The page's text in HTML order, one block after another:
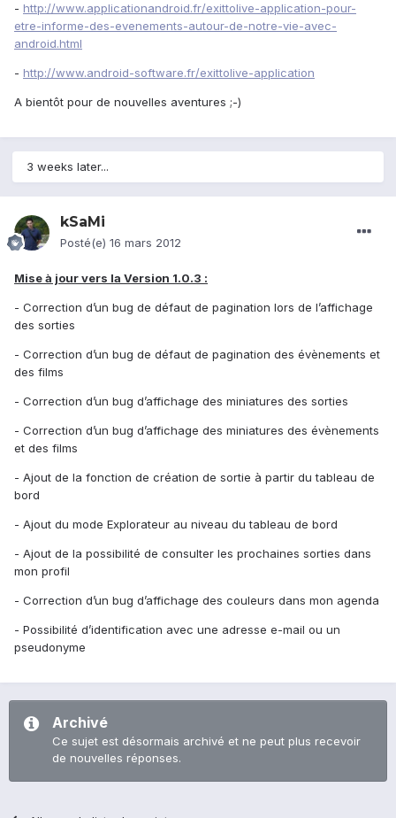
- http://www.applicationandroid.fr/exittolive-application-pour-
etre-informe-des-evenements-autour-de-notre-vie-avec-
android.html
- http://www.android-software.fr/exittolive-application
A bientôt pour de nouvelles aventures ;-)
3 weeks later...
kSaMi
Posté(e) 16 mars 2012
Mise à jour vers la Version 1.0.3 :
- Correction d’un bug de défaut de pagination lors de l’affichage
des sorties
- Correction d’un bug de défaut de pagination des évènements et
des films
- Correction d’un bug d’affichage des miniatures des sorties
- Correction d’un bug d’affichage des miniatures des évènements
et des films
- Ajout de la fonction de création de sortie à partir du tableau de
bord
- Ajout du mode Explorateur au niveau du tableau de bord
- Ajout de la possibilité de consulter les prochaines sorties dans
mon profil
- Correction d’un bug d’affichage des couleurs dans mon agenda
- Possibilité d’identification avec une adresse e-mail ou un
pseudonyme
Archivé
Ce sujet est désormais archivé et ne peut plus recevoir
de nouvelles réponses.